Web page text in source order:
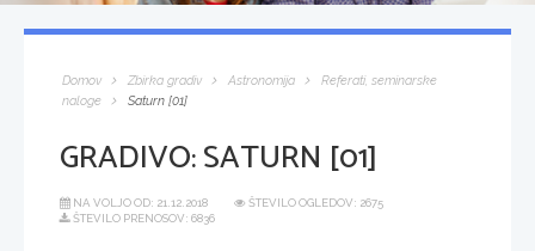
Domov Zbirka gradiv Astronomija
Referati, seminarske
naloge
Saturn [01]
GRADIVO:SATURN [01]
NA VOLJO OD: 21.12.2018
ŠTEVILO OGLEDOV: 2675
ŠTEVILO PRENOSOV: 6836